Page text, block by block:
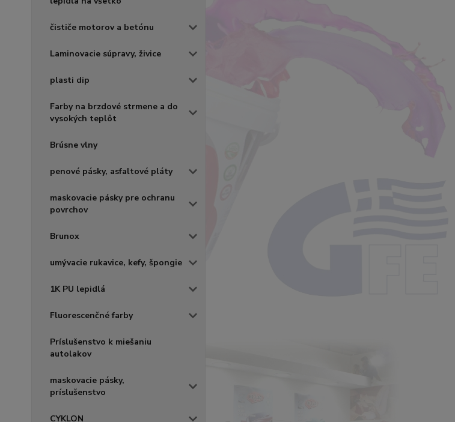
čističe motorov a betónu
Laminovacie súpravy, živice
plasti dip
Farby na brzdové strmene a do
vysokých teplôt
Brúsne vlny
penové pásky, asfaltové pláty
maskovacie pásky pre ochranu
povrchov
Brunox
umývacie rukavice, kefy, špongie
1K PU lepidlá
Fluorescenčné farby
Príslušenstvo k miešaniu
autolakov
maskovacie pásky,
príslušenstvo
CYKLON